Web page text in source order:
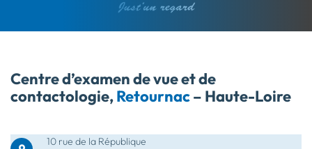
Centre d’examen de vue et de
contactologie,Retournac– Haute-Loire
10 rue de la République